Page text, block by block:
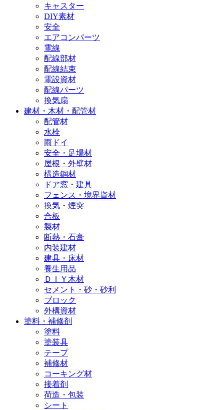
キャスター
DIY素材
安全
エアコンパーツ
電線
配線部材
配線結束
電設資材
配線パーツ
換気扇
建材・木材・配管材
配管材
水栓
雨ドイ
安全・足場材
屋根・外壁材
構造鋼材
ドア窓・建具
フェンス・境界資材
換気・煙突
合板
製材
断熱・石膏
内装建材
建具・床材
養生用品
ＤＩＹ木材
セメント・砂・砂利
ブロック
外構資材
塗料・補修剤
塗料
塗装具
テープ
補修材
コーキング材
接着剤
荷造・包装
シート